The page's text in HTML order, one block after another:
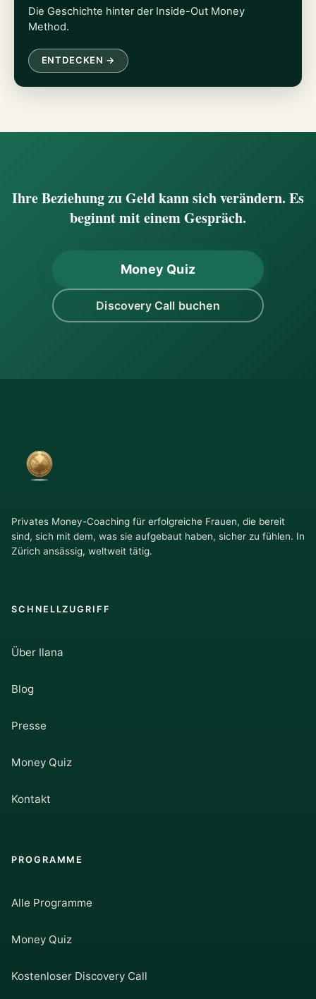
Die Geschichte hinter der Inside-Out Money
Method.
ENTDECKEN →
Ihre Beziehung zu Geld kann sich verändern. Es
beginnt mit einem Gespräch.
Money Quiz
Discovery Call buchen
Privates Money-Coaching für erfolgreiche Frauen, die bereit
sind, sich mit dem, was sie aufgebaut haben, sicher zu fühlen. In
Zürich ansässig, weltweit tätig.
SCHNELLZUGRIFF
Über Ilana
Blog
Presse
Money Quiz
Kontakt
PROGRAMME
Alle Programme
Money Quiz
Kostenloser Discovery Call